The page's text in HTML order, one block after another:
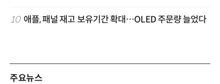
10 애플, 패널 재고 보유기간 확대…OLED 주문량 늘었다
주요뉴스